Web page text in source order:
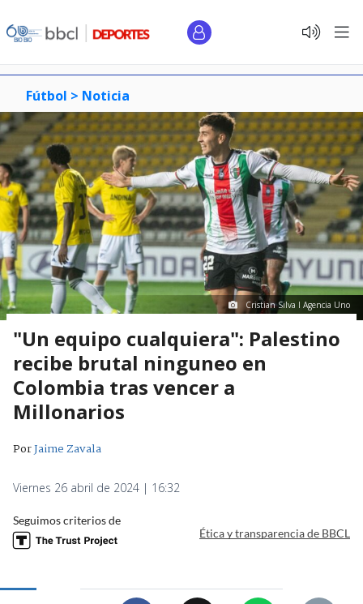
Fútbol > Noticia
Cristian Silva I Agencia Uno
"Un equipo cualquiera": Palestino
recibe brutal ninguneo en
Colombia tras vencer a
Millonarios
PorJaime Zavala
Viernes 26 abril de 2024 | 16:32
Seguimos criterios de
Ética y transparencia de BBCL